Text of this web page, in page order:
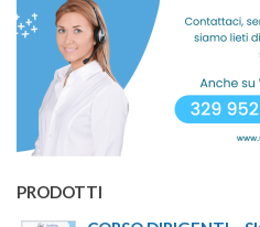
PRODOTTI